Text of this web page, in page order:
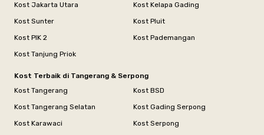
Kost Jakarta Utara
Kost Kelapa Gading
Kost Sunter
Kost Pluit
Kost PIK 2
Kost Pademangan
Kost Tanjung Priok
Kost Terbaik di Tangerang & Serpong
Kost Tangerang
Kost BSD
Kost Tangerang Selatan
Kost Gading Serpong
Kost Karawaci
Kost Serpong